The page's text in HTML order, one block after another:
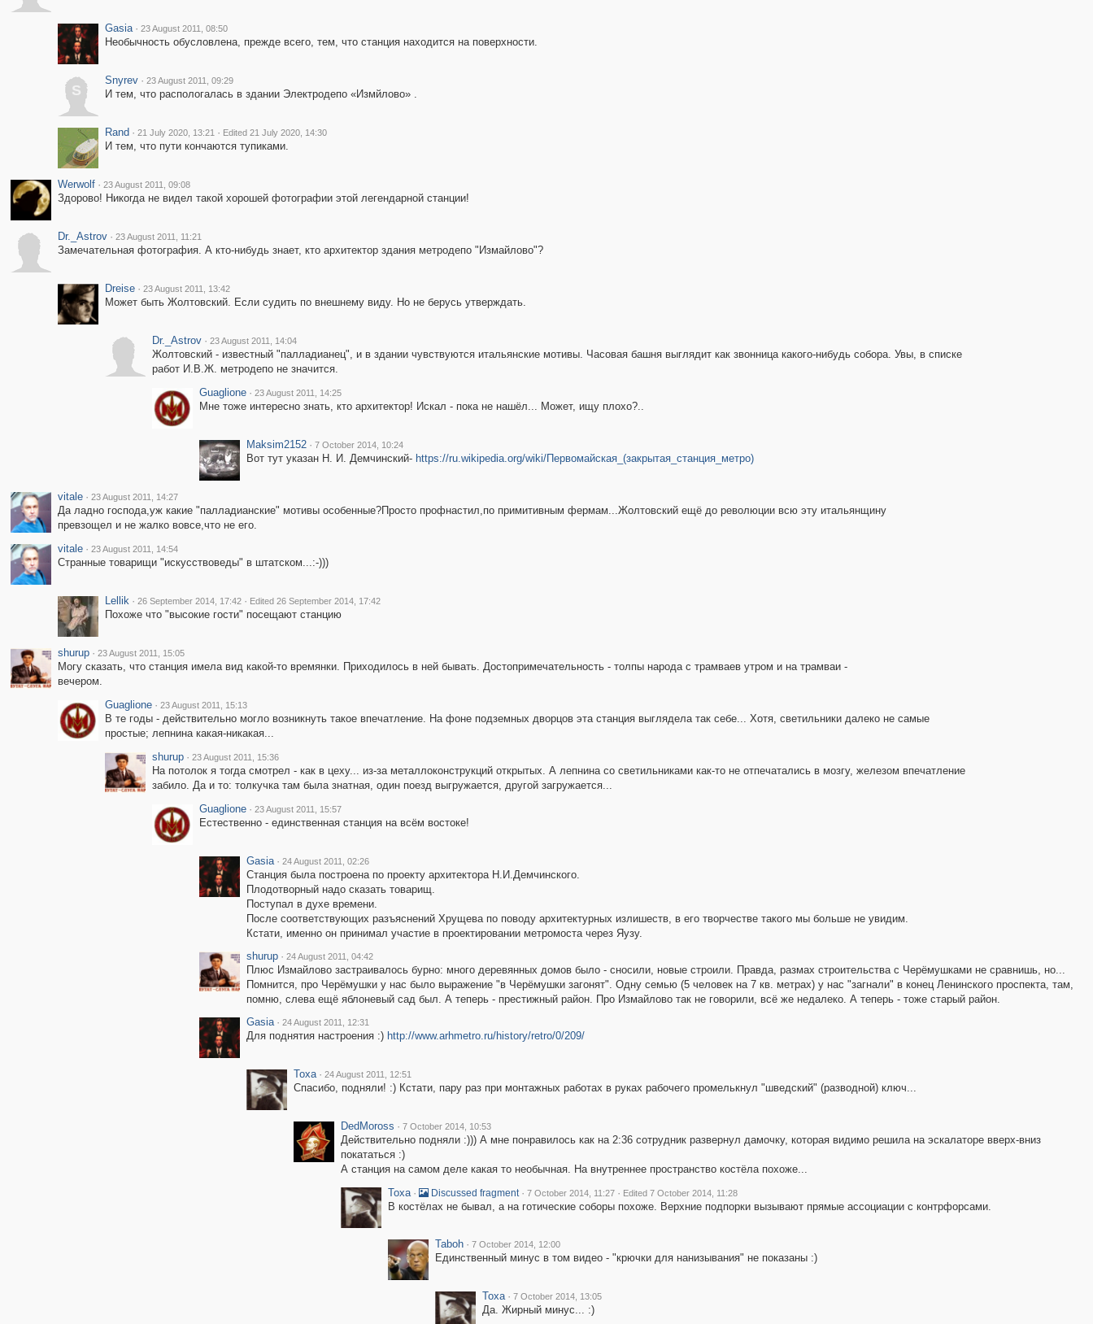
Gasia · 23 August 2011, 08:50
Необычность обусловлена, прежде всего, тем, что станция находится на поверхности.
S
Snyrev · 23 August 2011, 09:29
И тем, что распологалась в здании Электродепо «Измйлово» .
Rand · 21 July 2020, 13:21 · Edited 21 July 2020, 14:30
И тем, что пути кончаются тупиками.
Werwolf · 23 August 2011, 09:08
Здорово! Никогда не видел такой хорошей фотографии этой легендарной станции!
Dr._Astrov · 23 August 2011, 11:21
Замечательная фотография. А кто-нибудь знает, кто архитектор здания метродепо "Измайлово"?
Dreise · 23 August 2011, 13:42
Может быть Жолтовский. Если судить по внешнему виду. Но не берусь утверждать.
Dr._Astrov · 23 August 2011, 14:04
Жолтовский - известный "палладианец", и в здании чувствуются итальянские мотивы. Часовая башня выглядит как звонница какого-нибудь собора. Увы, в списке
работ И.В.Ж. метродепо не значится.
Guaglione · 23 August 2011, 14:25
Мне тоже интересно знать, кто архитектор! Искал - пока не нашёл... Может, ищу плохо?..
Maksim2152 · 7 October 2014, 10:24
Вот тут указан Н. И. Демчинский- https://ru.wikipedia.org/wiki/Первомайская_(закрытая_станция_метро)
vitale · 23 August 2011, 14:27
Да ладно господа,уж какие "палладианские" мотивы особенные?Просто профнастил,по примитивным фермам...Жолтовский ещё до революции всю эту итальянщину
превзощел и не жалко вовсе,что не его.
vitale · 23 August 2011, 14:54
Странные товарищи "искусствоведы" в штатском...:-)))
Lellik · 26 September 2014, 17:42 · Edited 26 September 2014, 17:42
Похоже что "высокие гости" посещают станцию
shurup · 23 August 2011, 15:05
Могу сказать, что станция имела вид какой-то времянки. Приходилось в ней бывать. Достопримечательность - толпы народа с трамваев утром и на трамваи -
вечером.
Guaglione · 23 August 2011, 15:13
В те годы - действительно могло возникнуть такое впечатление. На фоне подземных дворцов эта станция выглядела так себе... Хотя, светильники далеко не самые
простые; лепнина какая-никакая...
shurup · 23 August 2011, 15:36
На потолок я тогда смотрел - как в цеху... из-за металлоконструкций открытых. А лепнина со светильниками как-то не отпечатались в мозгу, железом впечатление
забило. Да и то: толкучка там была знатная, один поезд выгружается, другой загружается...
Guaglione · 23 August 2011, 15:57
Естественно - единственная станция на всём востоке!
Gasia · 24 August 2011, 02:26
Станция была построена по проекту архитектора Н.И.Демчинского.
Плодотворный надо сказать товарищ.
Поступал в духе времени.
После соответствующих разъяснений Хрущева по поводу архитектурных излишеств, в его творчестве такого мы больше не увидим.
Кстати, именно он принимал участие в проектировании метромоста через Яузу.
shurup · 24 August 2011, 04:42
Плюс Измайлово застраивалось бурно: много деревянных домов было - сносили, новые строили. Правда, размах строительства с Черёмушками не сравнишь, но...
Помнится, про Черёмушки у нас было выражение "в Черёмушки загонят". Одну семью (5 человек на 7 кв. метрах) у нас "загнали" в конец Ленинского проспекта, там,
помню, слева ещё яблоневый сад был. А теперь - престижный район. Про Измайлово так не говорили, всё же недалеко. А теперь - тоже старый район.
Gasia · 24 August 2011, 12:31
Для поднятия настроения :) http://www.arhmetro.ru/history/retro/0/209/
Toxa · 24 August 2011, 12:51
Спасибо, подняли! :) Кстати, пару раз при монтажных работах в руках рабочего промелькнул "шведский" (разводной) ключ...
DedMoross · 7 October 2014, 10:53
Действительно подняли :))) А мне понравилось как на 2:36 сотрудник развернул дамочку, которая видимо решила на эскалаторе вверх-вниз
покататься :)
А станция на самом деле какая то необычная. На внутреннее пространство костёла похоже...
Toxa · Discussed fragment · 7 October 2014, 11:27 · Edited 7 October 2014, 11:28
В костёлах не бывал, а на готические соборы похоже. Верхние подпорки вызывают прямые ассоциации с контрфорсами.
Taboh · 7 October 2014, 12:00
Единственный минус в том видео - "крючки для нанизывания" не показаны :)
Toxa · 7 October 2014, 13:05
Да. Жирный минус... :)